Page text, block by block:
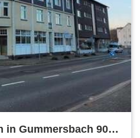
in Gummersbach 900